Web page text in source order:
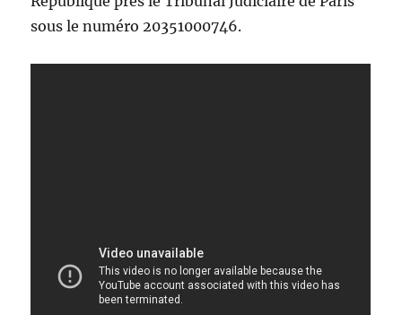
sous le numéro 20351000746.